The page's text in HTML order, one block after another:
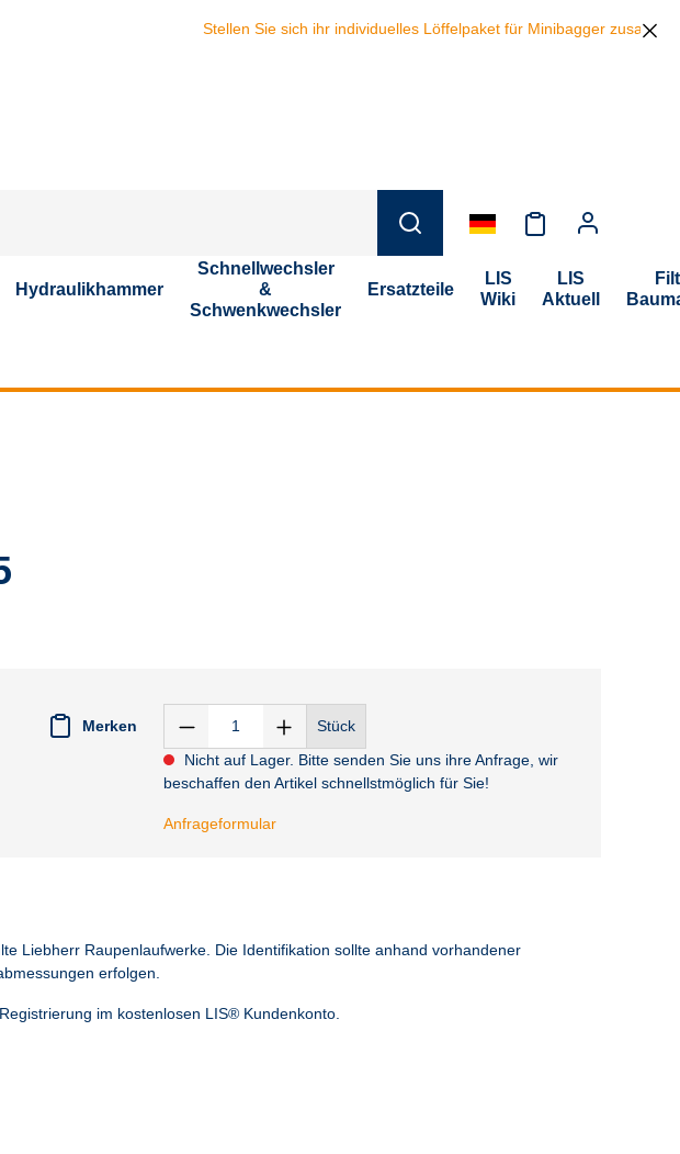
Stellen Sie sich ihr individuelles Löffelpaket für Minibagger zusammen
Hydraulikhammer
Schnellwechsler
&
Schwenkwechsler
Ersatzteile
LIS
Wiki
LIS
Aktuell
Merken
Stück
Nicht auf Lager. Bitte senden Sie uns ihre Anfrage, wir
beschaffen den Artikel schnellstmöglich für Sie!
Anfrageformular
Liebherr Raupenlaufwerke. Die Identifikation sollte anhand vorhandener
erfolgen.
im kostenlosen LIS® Kundenkonto.